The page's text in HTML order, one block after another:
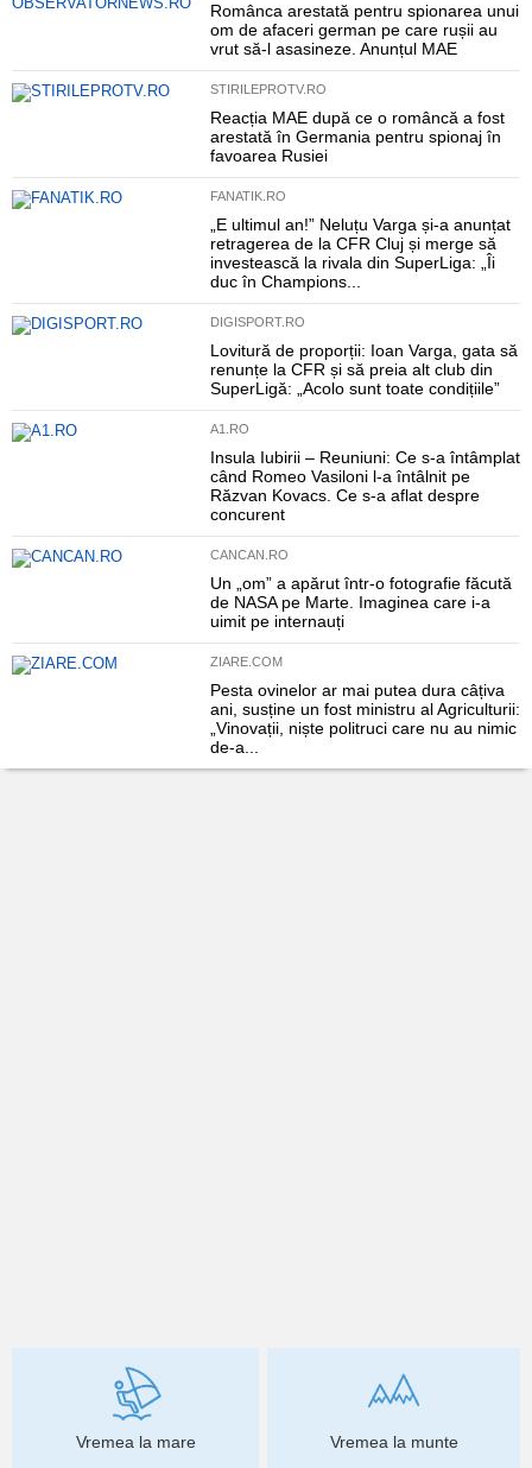
Românca arestată pentru spionarea unui
om de afaceri german pe care rușii au
vrut să-l asasineze. Anunțul MAE
STIRILEPROTV.RO
Reacția MAE după ce o româncă a fost
arestată în Germania pentru spionaj în
favoarea Rusiei
FANATIK.RO
„E ultimul an!” Neluțu Varga și-a anunțat
retragerea de la CFR Cluj și merge să
investească la rivala din SuperLiga: „Îi
duc în Champions...
DIGISPORT.RO
Lovitură de proporții: Ioan Varga, gata să
renunțe la CFR și să preia alt club din
SuperLigă: „Acolo sunt toate condițiile”
A1.RO
Insula Iubirii – Reuniuni: Ce s-a întâmplat
când Romeo Vasiloni l-a întâlnit pe
Răzvan Kovacs. Ce s-a aflat despre
concurent
CANCAN.RO
Un „om” a apărut într-o fotografie făcută
de NASA pe Marte. Imaginea care i-a
uimit pe internauți
ZIARE.COM
Pesta ovinelor ar mai putea dura câțiva
ani, susține un fost ministru al Agriculturii:
„Vinovații, niște politruci care nu au nimic
de-a...
Vremea la mare Vremea la munte